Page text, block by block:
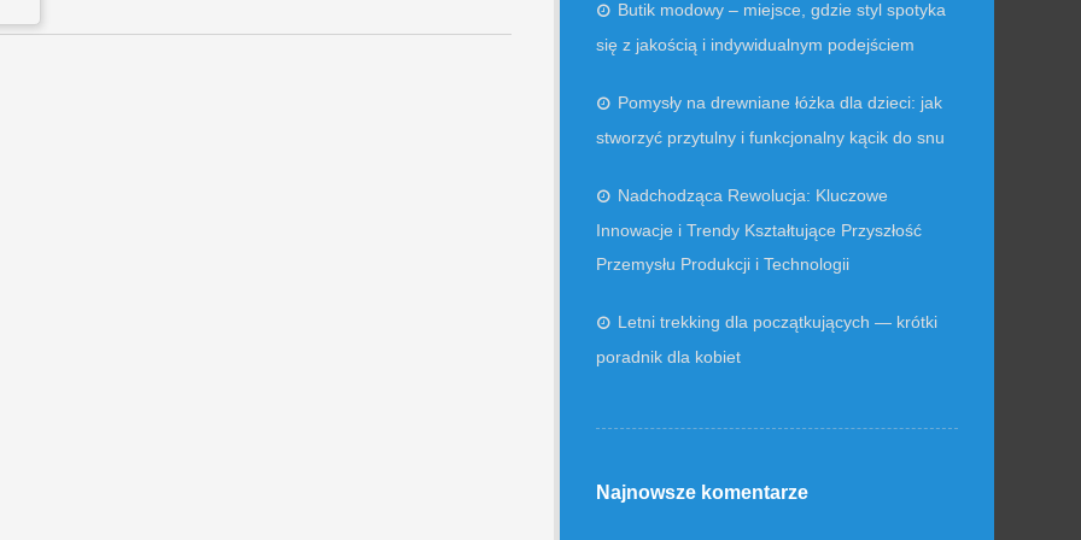
Butik modowy – miejsce, gdzie styl spotyka
się z jakością i indywidualnym podejściem
Pomysły na drewniane łóżka dla dzieci: jak
stworzyć przytulny i funkcjonalny kącik do snu
Nadchodząca Rewolucja: Kluczowe
Innowacje i Trendy Kształtujące Przyszłość
Przemysłu Produkcji i Technologii
Letni trekking dla początkujących — krótki
poradnik dla kobiet
Najnowsze komentarze